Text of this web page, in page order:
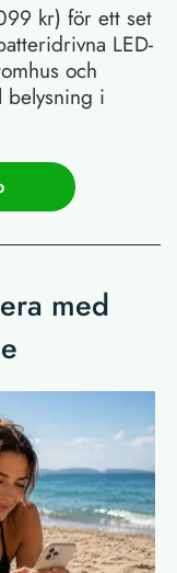
kr) för ett set
LED-
och
belysning i
med